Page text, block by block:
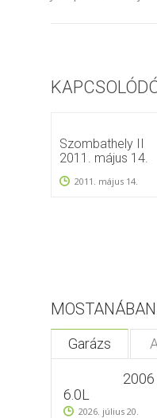
Szombathely II
2011. május 14.
2011. május 14.
Garázs
6.0L
2026. július 20.